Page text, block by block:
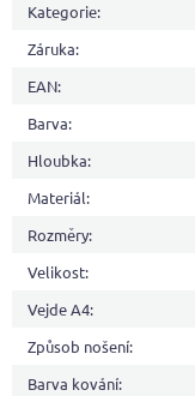
Kategorie:
Záruka:
EAN:
Barva:
Hloubka:
Materiál:
Rozměry:
Velikost:
Vejde A4:
Způsob nošení:
Barva kování: